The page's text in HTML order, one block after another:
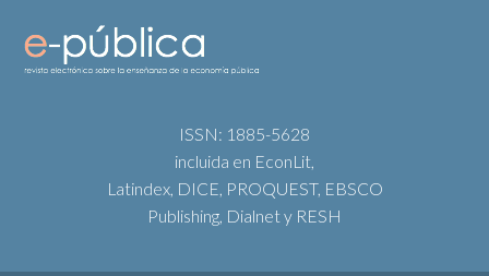
ISSN: 1885-5628
incluida en EconLit,
Latindex, DICE, PROQUEST, EBSCO
Publishing, Dialnet y RESH